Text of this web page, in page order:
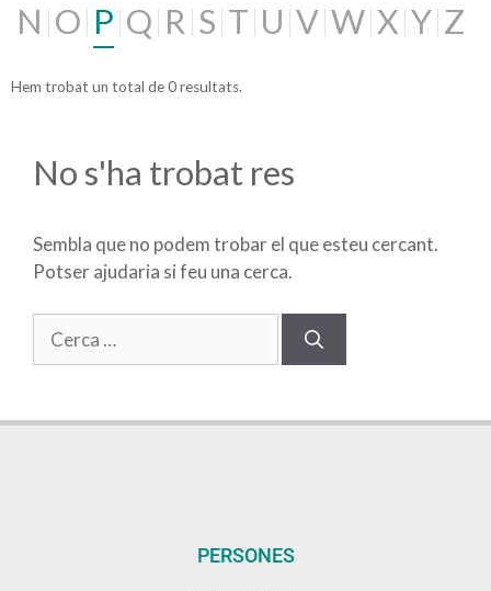
N O P Q R S T U V W X Y Z
Hem trobat un total de 0 resultats.
No s'ha trobat res
Sembla que no podem trobar el que esteu cercant.
Potser ajudaria si feu una cerca.
PERSONES